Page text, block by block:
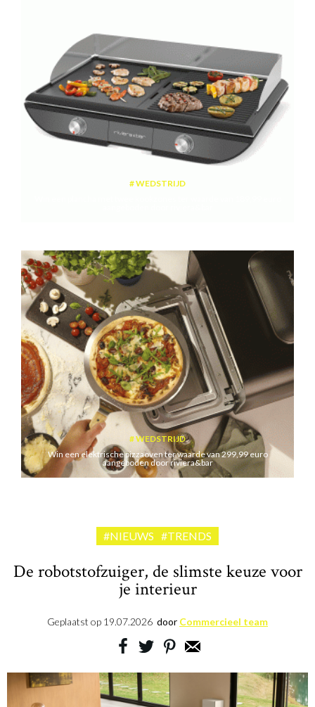
WEDSTRIJD
WEDSTRIJD
Win een elektrische pizzaoven ter waarde van 299,99 euro
aangeboden door riviera&bar
#NIEUWS #TRENDS
De robotstofzuiger, de slimste keuze voor
je interieur
Geplaatst op 19.07.2026 door Commercieel team